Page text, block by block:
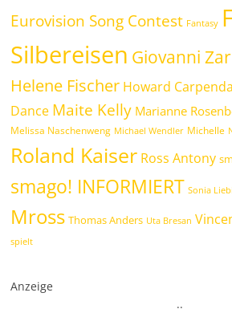
Eurovision Song Contest Fantasy
Silbereisen Giovanni
Helene Fischer Howard
Dance Maite Kelly Marianne
Melissa Naschenweng Michael Wendler Michelle
Roland Kaiser Ross Antony
smago! INFORMIERT Sonia
Mross Thomas Anders Uta Bresan
spielt
Anzeige
..